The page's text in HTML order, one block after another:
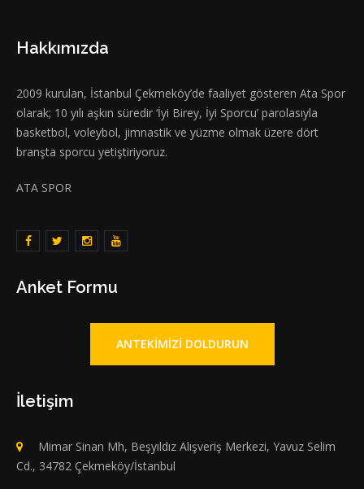
Hakkımızda
2009 kurulan, İstanbul Çekmeköy’de faaliyet gösteren Ata Spor
olarak; 10 yılı aşkın süredir ‘İyi Birey, İyi Sporcu’ parolasıyla
basketbol, voleybol, jimnastik ve yüzme olmak üzere dört
branşta sporcu yetiştiriyoruz.
ATA SPOR
Anket Formu
ANTEKIMIZI DOLDURUN
İletişim
Mimar Sinan Mh, Beşyıldız Alışveriş Merkezi, Yavuz Selim
Cd., 34782 Çekmeköy/İstanbul